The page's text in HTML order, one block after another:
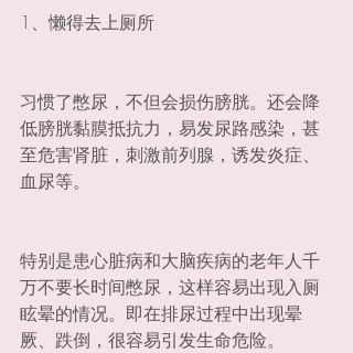
1、懒得去上厕所
习惯了憋尿，不但会损伤膀胱。还会降
低膀胱黏膜抵抗力，易发尿路感染，甚
至危害肾脏，刺激前列腺，诱发炎症、
血尿等。
特别是患心脏病和大脑疾病的老年人千
万不要长时间憋尿，这样容易出现入厕
眩晕的情况。即在排尿过程中出现晕
厥、跌倒，很容易引发生命危险。